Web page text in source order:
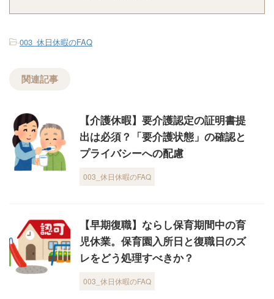
-003_休日休暇のFAQ
関連記事
【介護休暇】要介護認定の証明書提
出は必須？「要介護状態」の確認と
プライバシーへの配慮
003_休日休暇のFAQ
【早期復職】ならし保育期間中の育
児休業。保育園入所日と復職日のズ
レをどう処理すべきか？
003_休日休暇のFAQ